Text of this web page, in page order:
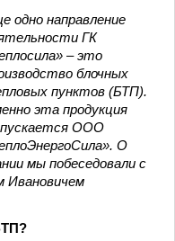
одно направление
ГК
– это
блочных
пунктов (БТП).
эта продукция
ООО
О
мы побеседовали с
Ивановичем